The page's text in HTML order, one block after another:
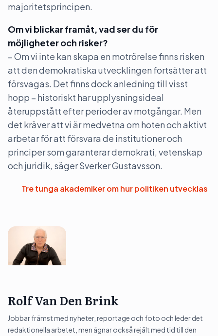
majoritetsprincipen.
Om vi blickar framåt, vad ser du för
möjligheter och risker?
– Om vi inte kan skapa en motrörelse finns risken
att den demokratiska utvecklingen fortsätter att
försvagas. Det finns dock anledning till visst
hopp – historiskt har upplysningsideal
återuppstått efter perioder av motgångar. Men
det kräver att vi är medvetna om hoten och aktivt
arbetar för att försvara de institutioner och
principer som garanterar demokrati, vetenskap
och juridik, säger Sverker Gustavsson.
Tre tunga akademiker om hur politiken utvecklas
Rolf Van Den Brink
Jobbar främst med nyheter, reportage och foto och leder det
redaktionella arbetet, men ägnar också rejält med tid till den